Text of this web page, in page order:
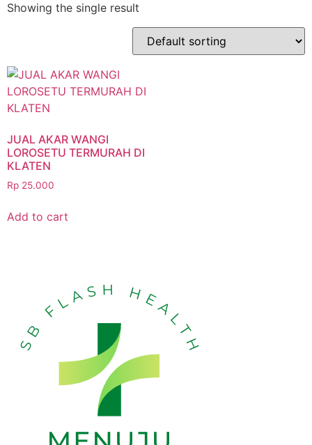
Showing the single result
JUAL AKAR WANGI
LOROSETU TERMURAH DI
KLATEN
Rp 25.000
Add to cart